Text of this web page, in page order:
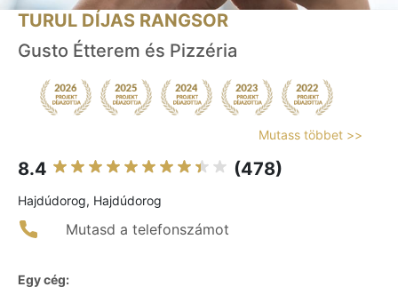
TURUL DÍJAS RANGSOR
Gusto Étterem és Pizzéria
Mutass többet >>
8.4 (478)
Hajdúdorog, Hajdúdorog
Mutasd a telefonszámot
Egy cég: